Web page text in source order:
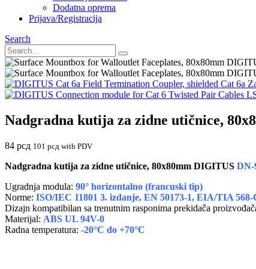
Dodatna oprema
Prijava/Registracija
Search
Cat 6a
Nadgradna kutija za zidne utičnice,
84 рсд 101 рсд with PDV
Nadgradna kutija za zidne utičnice, 80x80mm DIGITUS DN-
Ugradnja modula: 90° horizontalno (francuski tip)
Norme: ISO/IEC 11801 3. izdanje, EN 50173-1, EIA/TIA 568-
Dizajn kompatibilan sa trenutnim rasponima prekidača
Materijal: ABS UL 94V-0
Radna temperatura: -20°C do +70°C